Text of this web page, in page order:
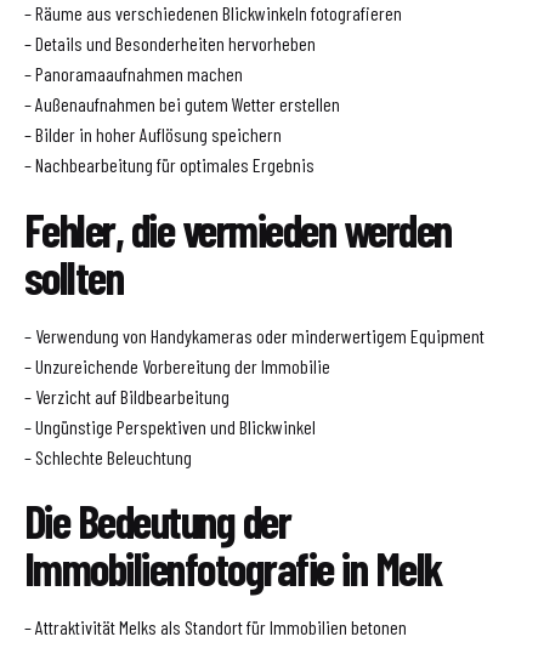
– Räume aus verschiedenen Blickwinkeln fotografieren
– Details und Besonderheiten hervorheben
– Panoramaaufnahmen machen
– Außenaufnahmen bei gutem Wetter erstellen
– Bilder in hoher Auflösung speichern
– Nachbearbeitung für optimales Ergebnis
Fehler, die vermieden werden
sollten
– Verwendung von Handykameras oder minderwertigem Equipment
– Unzureichende Vorbereitung der Immobilie
– Verzicht auf Bildbearbeitung
– Ungünstige Perspektiven und Blickwinkel
– Schlechte Beleuchtung
Die Bedeutung der
Immobilienfotografie in Melk
– Attraktivität Melks als Standort für Immobilien betonen